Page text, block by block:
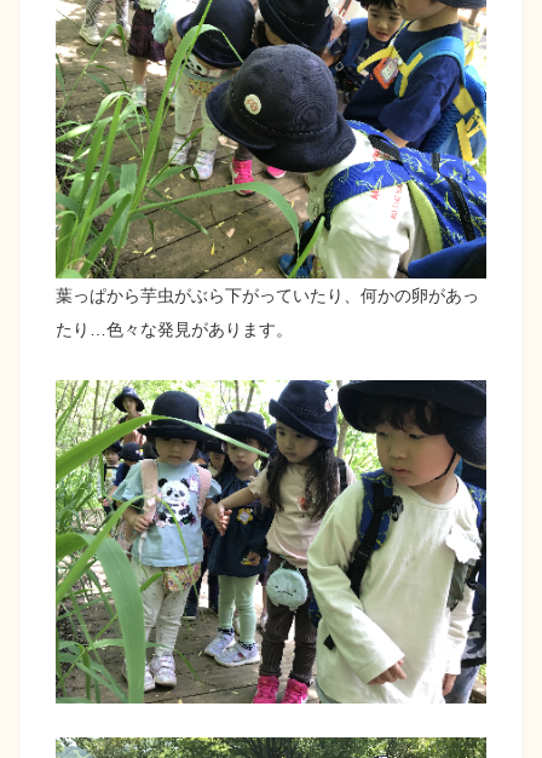
葉っぱから芋虫がぶら下がっていたり、何かの卵があっ
たり…色々な発見があります。